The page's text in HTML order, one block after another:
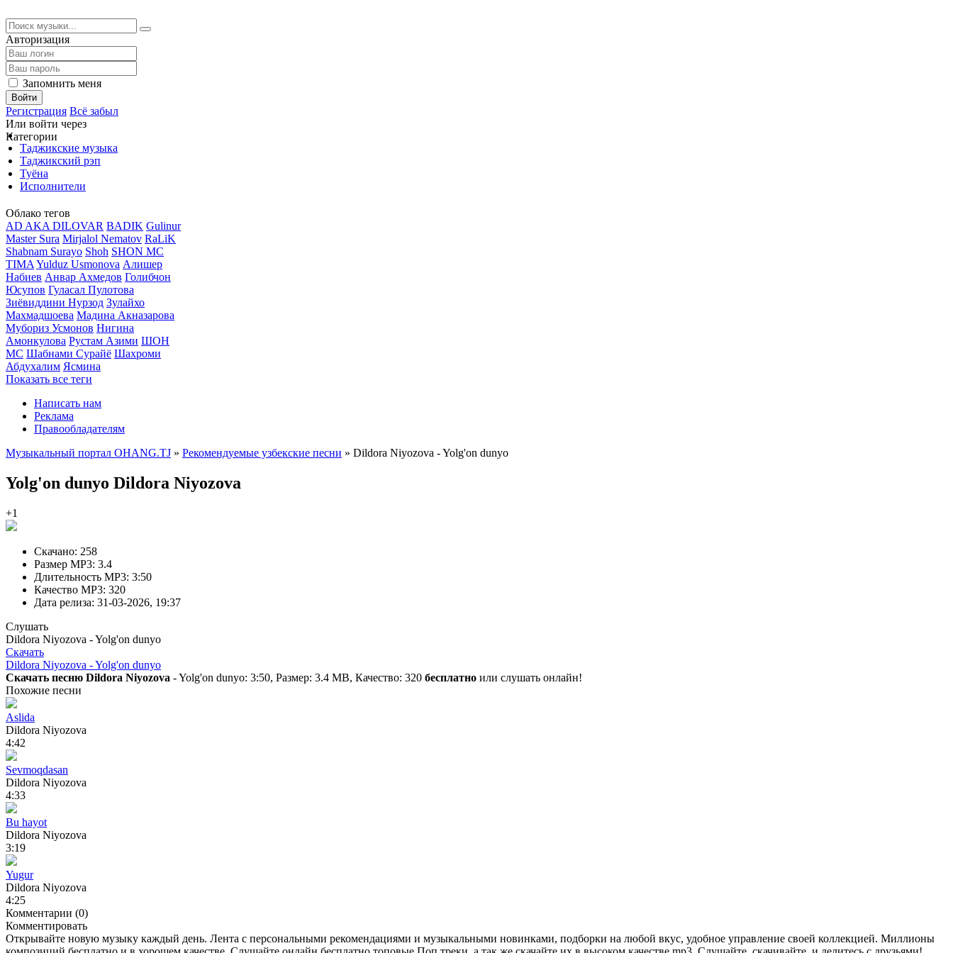
Авторизация
Запомнить меня
Войти
Регистрация Всё забыл
Или войти через
Категории
Таджикские музыка
Таджикский рэп
Туёна
Исполнители
Облако тегов
AD AKA DILOVAR BADIK Gulinur
Master Sura Mirjalol Nematov RaLiK
Shabnam Surayo Shoh SHON MC
TIMA Yulduz Usmonova Алишер
Набиев Анвар Ахмедов Голибчон
Юсупов Гуласал Пулотова
Зиёвиддини Нурзод Зулайхо
Махмадшоева Мадина Акназарова
Мубориз Усмонов Нигина
Амонкулова Рустам Азими ШОН
МС Шабнами Сурайё Шахроми
Абдухалим Ясмина
Показать все теги
Написать нам
Реклама
Правообладателям
Музыкальный портал OHANG.TJ » Рекомендуемые узбекские песни » Dildora Niyozova - Yolg'on dunyo
Yolg'on dunyo Dildora Niyozova
+1
Скачано: 258
Размер MP3: 3.4
Длительность MP3: 3:50
Качество MP3: 320
Дата релиза: 31-03-2026, 19:37
Слушать
Dildora Niyozova - Yolg'on dunyo
Скачать
Dildora Niyozova - Yolg'on dunyo
Скачать песню Dildora Niyozova - Yolg'on dunyo: 3:50, Размер: 3.4 MB, Качество: 320 бесплатно или слушать онлайн!
Похожие песни
Aslida
Dildora Niyozova
4:42
Sevmoqdasan
Dildora Niyozova
4:33
Bu hayot
Dildora Niyozova
3:19
Yugur
Dildora Niyozova
4:25
Комментарии (0)
Комментировать
Открывайте новую музыку каждый день. Лента с персональными рекомендациями и музыкальными новинками, подборки на любой вкус, удобное управление своей коллекцией. Миллионы